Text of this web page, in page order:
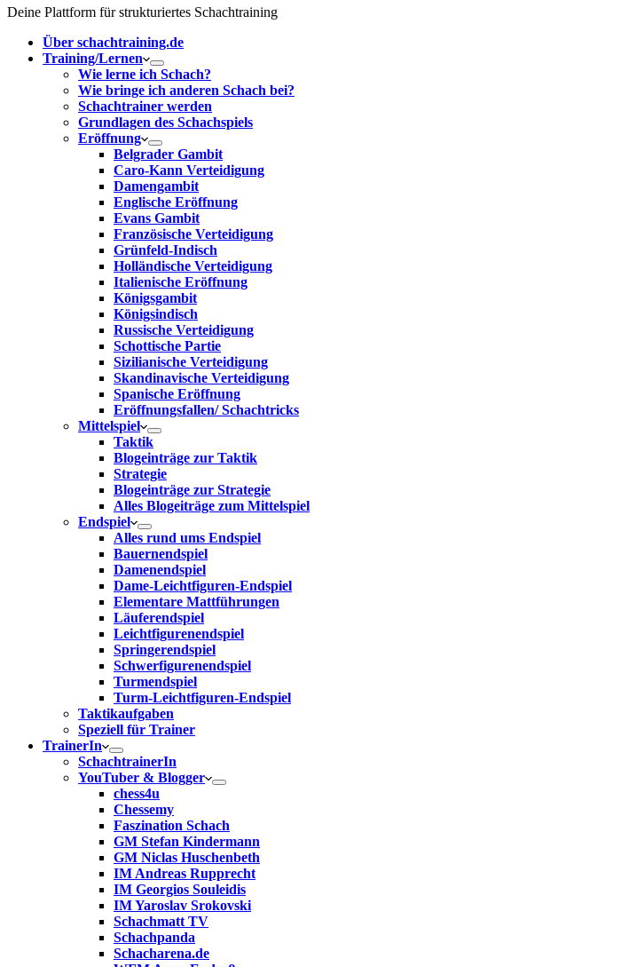
Deine Plattform für strukturiertes Schachtraining
Über schachtraining.de
Training/Lernen
Wie lerne ich Schach?
Wie bringe ich anderen Schach bei?
Schachtrainer werden
Grundlagen des Schachspiels
Eröffnung
Belgrader Gambit
Caro-Kann Verteidigung
Damengambit
Englische Eröffnung
Evans Gambit
Französische Verteidigung
Grünfeld-Indisch
Holländische Verteidigung
Italienische Eröffnung
Königsgambit
Königsindisch
Russische Verteidigung
Schottische Partie
Sizilianische Verteidigung
Skandinavische Verteidigung
Spanische Eröffnung
Eröffnungsfallen/ Schachtricks
Mittelspiel
Taktik
Blogeinträge zur Taktik
Strategie
Blogeinträge zur Strategie
Alles Blogeiträge zum Mittelspiel
Endspiel
Alles rund ums Endspiel
Bauernendspiel
Damenendspiel
Dame-Leichtfiguren-Endspiel
Elementare Mattführungen
Läuferendspiel
Leichtfigurenendspiel
Springerendspiel
Schwerfigurenendspiel
Turmendspiel
Turm-Leichtfiguren-Endspiel
Taktikaufgaben
Speziell für Trainer
TrainerIn
SchachtrainerIn
YouTuber & Blogger
chess4u
Chessemy
Faszination Schach
GM Stefan Kindermann
GM Niclas Huschenbeth
IM Andreas Rupprecht
IM Georgios Souleidis
IM Yaroslav Srokovski
Schachmatt TV
Schachpanda
Schacharena.de